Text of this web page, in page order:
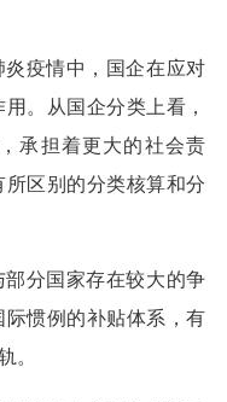
疫情中，国企在应对
。从国企分类上看，
承担着更大的社会责
区别的分类核算和分
分国家存在较大的争
惯例的补贴体系，有
。